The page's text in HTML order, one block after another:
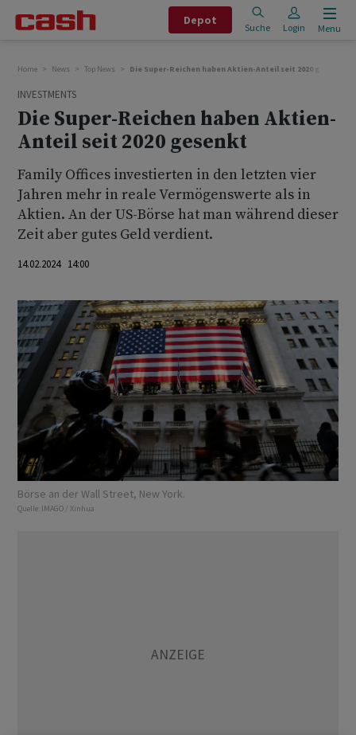
Depot
Suche Login Menu
Home News Top News Die Super-Reichen haben Aktien-Anteil seit 2020 gesenkt
INVESTMENTS
Die Super-Reichen haben Aktien-
Anteil seit 2020 gesenkt
Family Offices investierten in den letzten vier
Jahren mehr in reale Vermögenswerte als in
Aktien. An der US-Börse hat man während dieser
Zeit aber gutes Geld verdient.
14.02.2024 14:00
Börse an der Wall Street, New York.
Quelle: IMAGO / Xinhua